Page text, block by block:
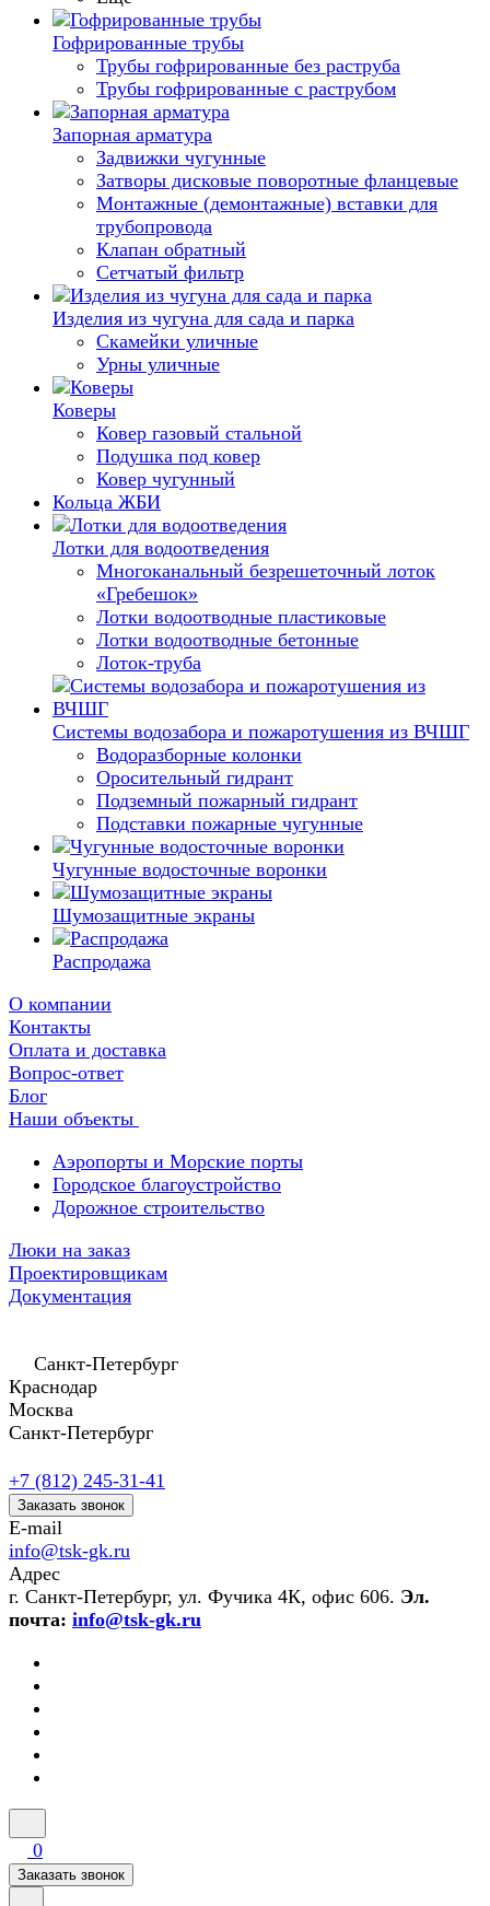
Гофрированные трубы
Трубы гофрированные без раструба
Трубы гофрированные с раструбом
Запорная арматура
Задвижки чугунные
Затворы дисковые поворотные фланцевые
Монтажные (демонтажные) вставки для
трубопровода
Клапан обратный
Сетчатый фильтр
Изделия из чугуна для сада и парка
Скамейки уличные
Урны уличные
Коверы
Ковер газовый стальной
Подушка под ковер
Ковер чугунный
Кольца ЖБИ
Лотки для водоотведения
Многоканальный безрешеточный лоток
«Гребешок»
Лотки водоотводные пластиковые
Лотки водоотводные бетонные
Лоток-труба
Системы водозабора и пожаротушения из ВЧШГ
Водоразборные колонки
Оросительный гидрант
Подземный пожарный гидрант
Подставки пожарные чугунные
Чугунные водосточные воронки
Шумозащитные экраны
Распродажа
О компании
Контакты
Оплата и доставка
Вопрос-ответ
Блог
Наши объекты
Аэропорты и Морские порты
Городское благоустройство
Дорожное строительство
Люки на заказ
Проектировщикам
Документация
Санкт-Петербург
Краснодар
Москва
Санкт-Петербург
+7 (812) 245-31-41
Заказать звонок
E-mail
info@tsk-gk.ru
Адрес
г. Санкт-Петербург, ул. Фучика 4К, офис 606. Эл.
почта: info@tsk-gk.ru
0
Заказать звонок